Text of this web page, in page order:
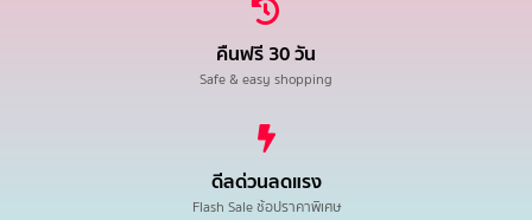
คืนฟรี 30 วัน
Safe & easy shopping
ดีลด่วนลดแรง
Flash Sale ช้อปราคาพิเศษ